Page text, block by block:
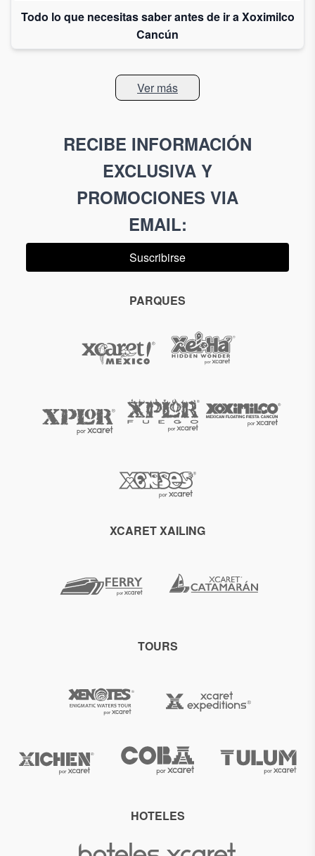
Todo lo que necesitas saber antes de ir a Xoximilco
Cancún
Ver más
RECIBE INFORMACIÓN
EXCLUSIVA Y
PROMOCIONES VIA
EMAIL:
Suscribirse
PARQUES
XCARET XAILING
TOURS
HOTELES